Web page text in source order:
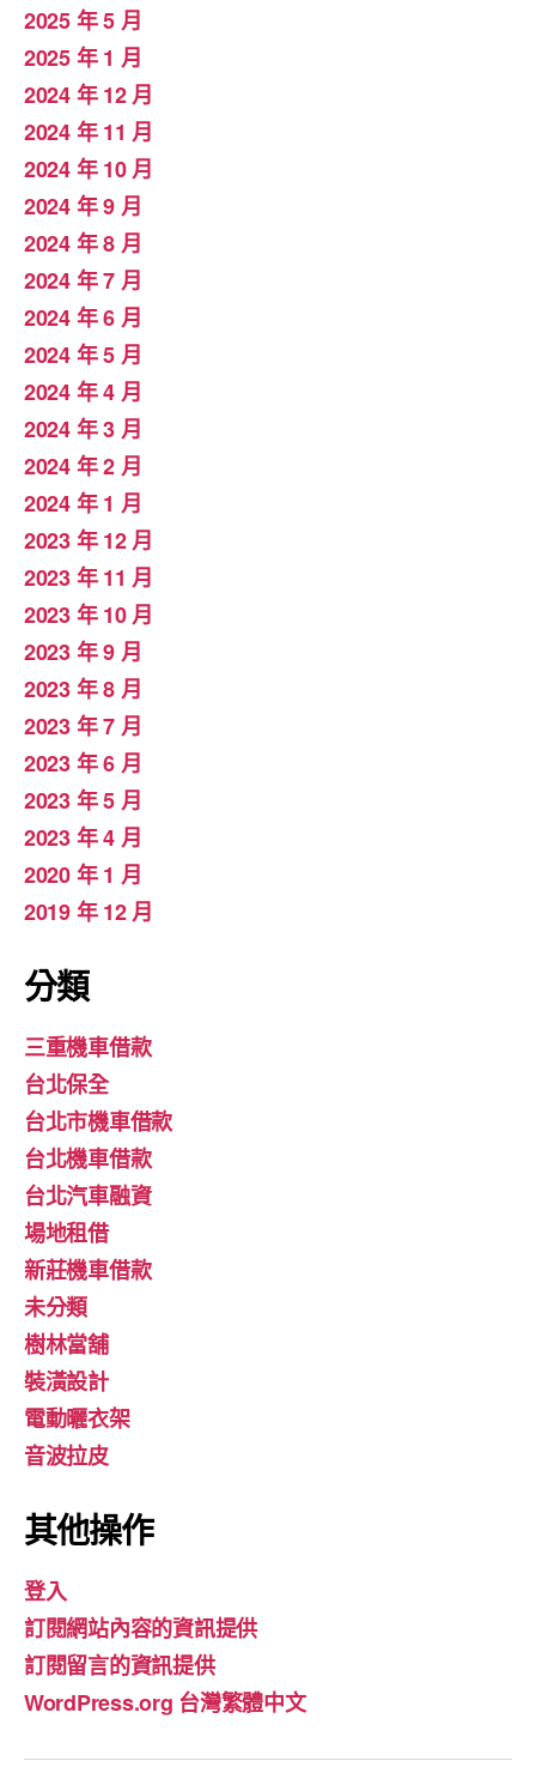
2025 年 5 月
2025 年 1 月
2024 年 12 月
2024 年 11 月
2024 年 10 月
2024 年 9 月
2024 年 8 月
2024 年 7 月
2024 年 6 月
2024 年 5 月
2024 年 4 月
2024 年 3 月
2024 年 2 月
2024 年 1 月
2023 年 12 月
2023 年 11 月
2023 年 10 月
2023 年 9 月
2023 年 8 月
2023 年 7 月
2023 年 6 月
2023 年 5 月
2023 年 4 月
2020 年 1 月
2019 年 12 月
分類
三重機車借款
台北保全
台北市機車借款
台北機車借款
台北汽車融資
場地租借
新莊機車借款
未分類
樹林當舖
裝潢設計
電動曬衣架
音波拉皮
其他操作
登入
訂閱網站內容的資訊提供
訂閱留言的資訊提供
WordPress.org 台灣繁體中文